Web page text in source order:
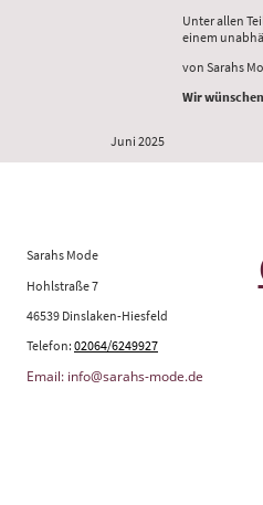
Unter allen
einem
von Sarahs
Wir
Juni 2025
Sarahs Mode
Hohlstraße 7
46539 Dinslaken-Hiesfeld
Telefon: 02064/6249927
Email: info@sarahs-mode.de